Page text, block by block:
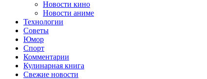
Новости кино
Новости аниме
Технологии
Советы
Юмор
Спорт
Комментарии
Кулинарная книга
Свежие новости